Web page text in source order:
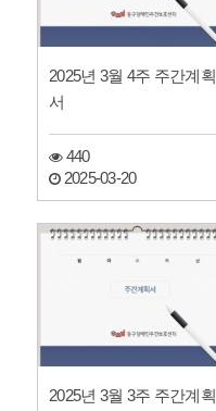
2025년 3월 4주 주간계획
서
440
2025-03-20
2025년 3월 3주 주간계획